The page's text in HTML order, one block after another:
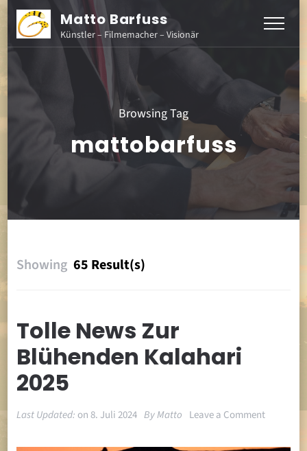
Matto Barfuss
Künstler – Filmemacher – Visionär
Browsing Tag
mattobarfuss
Showing 65 Result(s)
Tolle News Zur
Blühenden Kalahari
2025
Last Updated:on8. Juli 2024 ByMatto Leave a Commenton